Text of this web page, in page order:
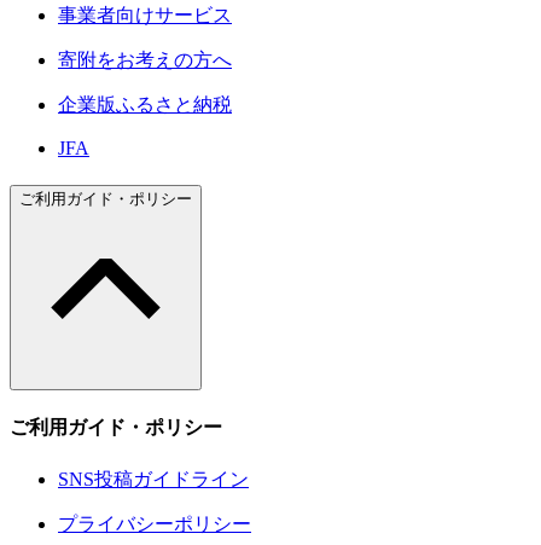
事業者向けサービス
寄附をお考えの方へ
企業版ふるさと納税
JFA
ご利用ガイド・ポリシー
ご利用ガイド・ポリシー
SNS投稿ガイドライン
プライバシーポリシー